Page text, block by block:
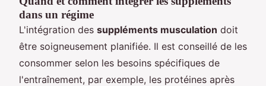
dans un régime
L'intégration des suppléments musculation doit
être soigneusement planifiée. Il est conseillé de les
consommer selon les besoins spécifiques de
l'entraînement, par exemple, les protéines après